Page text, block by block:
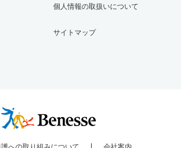
個人情報の取扱いについて
サイトマップ